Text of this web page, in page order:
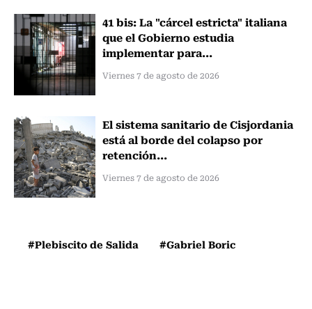
41 bis: La "cárcel estricta" italiana
que el Gobierno estudia
implementar para...
Viernes 7 de agosto de 2026
El sistema sanitario de Cisjordania
está al borde del colapso por
retención...
Viernes 7 de agosto de 2026
#Plebiscito de Salida #Gabriel Boric